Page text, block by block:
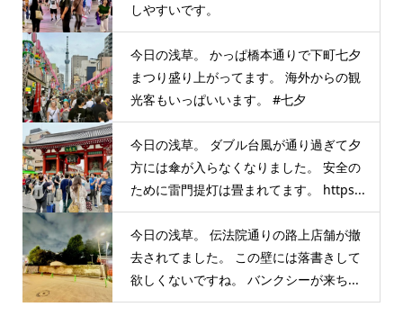
しやすいです。
今日の浅草。 かっぱ橋本通りで下町七夕
まつり盛り上がってます。 海外からの観
光客もいっぱいいます。 #七夕
今日の浅草。 ダブル台風が通り過ぎて夕
方には傘が入らなくなりました。 安全の
ために雷門提灯は畳まれてます。 https...
今日の浅草。 伝法院通りの路上店舗が撤
去されてました。 この壁には落書きして
欲しくないですね。 バンクシーが来ち...